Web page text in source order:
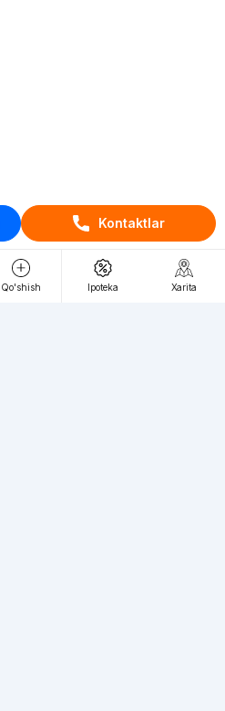
Kontaktlar
Qo'shish Ipoteka Xarita